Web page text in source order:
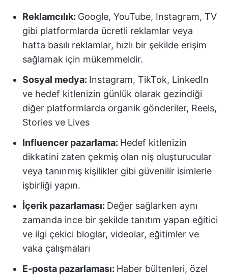
Reklamcılık: Google, YouTube, Instagram, TV
gibi platformlarda ücretli reklamlar veya
hatta basılı reklamlar, hızlı bir şekilde erişim
sağlamak için mükemmeldir.
Sosyal medya: Instagram, TikTok, LinkedIn
ve hedef kitlenizin günlük olarak gezindiği
diğer platformlarda organik gönderiler, Reels,
Stories ve Lives
Influencer pazarlama: Hedef kitlenizin
dikkatini zaten çekmiş olan niş oluşturucular
veya tanınmış kişilikler gibi güvenilir isimlerle
işbirliği yapın.
İçerik pazarlaması: Değer sağlarken aynı
zamanda ince bir şekilde tanıtım yapan eğitici
ve ilgi çekici bloglar, videolar, eğitimler ve
vaka çalışmaları
E-posta pazarlaması: Haber bültenleri, özel